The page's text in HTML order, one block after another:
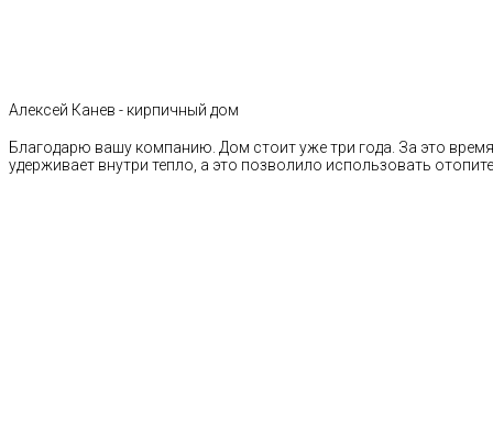
Алексей Канев - кирпичный дом
Благодарю вашу компанию. Дом стоит уже три года. За это
удерживает внутри тепло, а это позволило использовать